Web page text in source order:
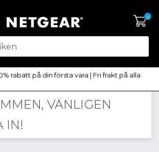
0
rabatt på din första vara | Fri frakt på alla
VÄNLIGEN
IN!